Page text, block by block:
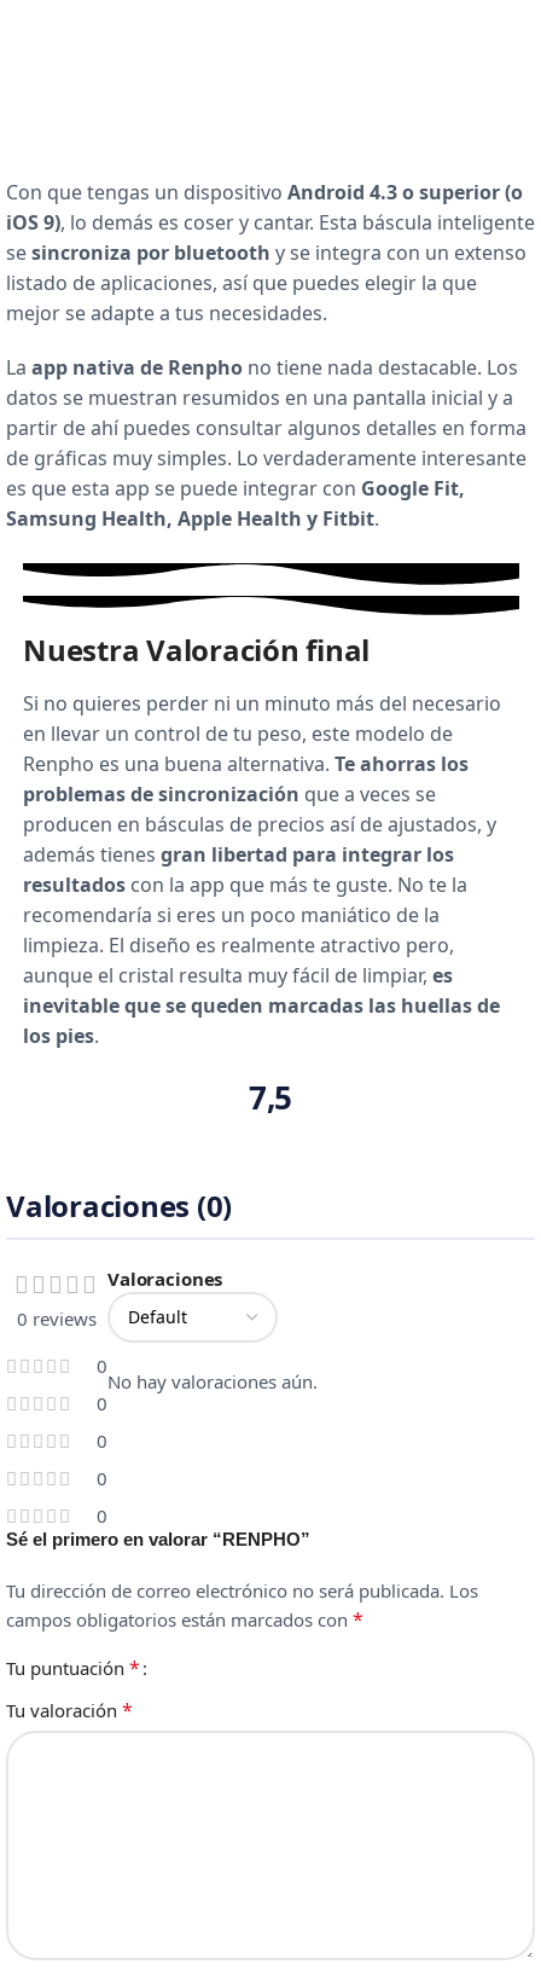
Con que tengas un dispositivo Android 4.3 o superior (o
iOS 9), lo demás es coser y cantar. Esta báscula inteligente
sesincroniza por bluetooth y se integra con un extenso
listado de aplicaciones, así que puedes elegir la que
mejor se adapte a tus necesidades.
La app nativa de Renpho no tiene nada destacable. Los
datos se muestran resumidos en una pantalla inicial y a
partir de ahí puedes consultar algunos detalles en forma
de gráficas muy simples. Lo verdaderamente interesante
es que esta app se puede integrar con Google Fit,
Samsung Health, Apple Health y Fitbit.
7,5
Nuestra Valoración final
Si no quieres perder ni un minuto más del necesario
en llevar un control de tu peso, este modelo de
Renpho es una buena alternativa. Te ahorras los
problemas de sincronización que a veces se
producen en básculas de precios así de ajustados, y
además tienes gran libertad para integrar los
resultados con la app que más te guste. No te la
recomendaría si eres un poco maniático de la
limpieza. El diseño es realmente atractivo pero,
aunque el cristal resulta muy fácil de limpiar, es
inevitable que se queden marcadas las huellas de
los pies.
Valoraciones (0)
0 reviews
0
0
0
0
0
Valoraciones
No hay valoraciones aún.
Sé el primero en valorar “RENPHO”
Tu dirección de correo electrónico no será publicada. Los
campos obligatorios están marcados con *
Tu puntuación *
Tu valoración *